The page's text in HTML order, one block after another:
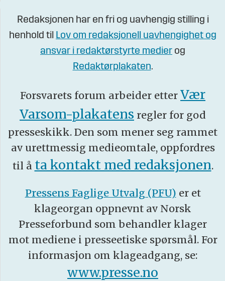
Redaksjonen har en fri og uavhengig stilling i
henhold til Lov om redaksjonell uavhengighet og
ansvar i redaktørstyrte medier og
Redaktørplakaten.
Forsvarets forum arbeider etter Vær
Varsom-plakatens regler for god
presseskikk. Den som mener seg rammet
av urettmessig medieomtale, oppfordres
til å ta kontakt med redaksjonen.
Pressens Faglige Utvalg (PFU) er et
klageorgan oppnevnt av Norsk
Presseforbund som behandler klager
mot mediene i presseetiske spørsmål. For
informasjon om klageadgang, se:
www.presse.no